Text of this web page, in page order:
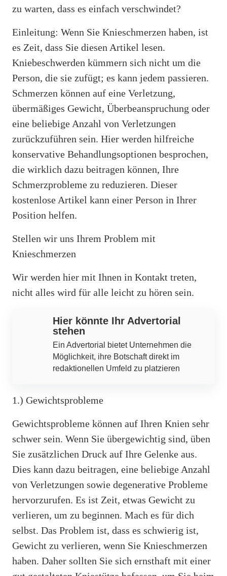
zu warten, dass es einfach verschwindet?
Einleitung: Wenn Sie Knieschmerzen haben, ist
es Zeit, dass Sie diesen Artikel lesen.
Kniebeschwerden kümmern sich nicht um die
Person, die sie zufügt; es kann jedem passieren.
Schmerzen können auf eine Verletzung,
übermäßiges Gewicht, Überbeanspruchung oder
eine beliebige Anzahl von Verletzungen
zurückzuführen sein. Hier werden hilfreiche
konservative Behandlungsoptionen besprochen,
die wirklich dazu beitragen können, Ihre
Schmerzprobleme zu reduzieren. Dieser
kostenlose Artikel kann einer Person in Ihrer
Position helfen.
Stellen wir uns Ihrem Problem mit
Knieschmerzen
Wir werden hier mit Ihnen in Kontakt treten,
nicht alles wird für alle leicht zu hören sein.
Hier könnte Ihr Advertorial
stehen
Ein Advertorial bietet Unternehmen die
Möglichkeit, ihre Botschaft direkt im
redaktionellen Umfeld zu platzieren
1.) Gewichtsprobleme
Gewichtsprobleme können auf Ihren Knien sehr
schwer sein. Wenn Sie übergewichtig sind, üben
Sie zusätzlichen Druck auf Ihre Gelenke aus.
Dies kann dazu beitragen, eine beliebige Anzahl
von Verletzungen sowie degenerative Probleme
hervorzurufen. Es ist Zeit, etwas Gewicht zu
verlieren, um zu beginnen. Mach es für dich
selbst. Das Problem ist, dass es schwierig ist,
Gewicht zu verlieren, wenn Sie Knieschmerzen
haben. Daher sollten Sie sich ernsthaft mit einer